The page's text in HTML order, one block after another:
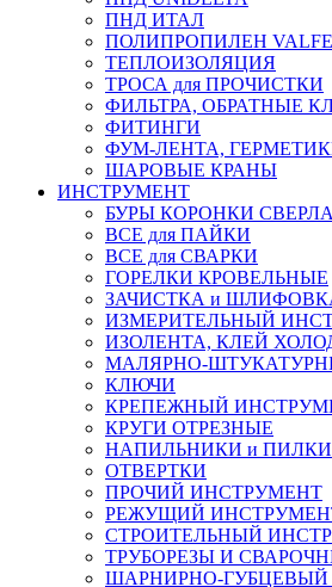
ПНД ИТАЛ
ПОЛИПРОПИЛЕН
ТЕПЛОИЗОЛЯЦИЯ
ТРОСА для ПРОЧИСТКИ
ФИЛЬТРА, ОБРАТНЫЕ
ФИТИНГИ
ФУМ-ЛЕНТА,
ШАРОВЫЕ КРАНЫ
ИНСТРУМЕНТ
БУРЫ КОРОНКИ СВЕРЛА
ВСЕ для ПАЙКИ
ВСЕ для СВАРКИ
ГОРЕЛКИ КРОВЕЛЬНЫЕ
ЗАЧИСТКА и
ИЗМЕРИТЕЛЬНЫЙ
ИЗОЛЕНТА, КЛЕЙ
МАЛЯРНО-
КЛЮЧИ
КРЕПЕЖНЫЙ
КРУГИ ОТРЕЗНЫЕ
НАПИЛЬНИКИ и ПИЛКИ
ОТВЕРТКИ
ПРОЧИЙ ИНСТРУМЕНТ
РЕЖУЩИЙ
СТРОИТЕЛЬНЫЙ
ТРУБОРЕЗЫ И
ШАРНИРНО-ГУБЦЕВЫЙ